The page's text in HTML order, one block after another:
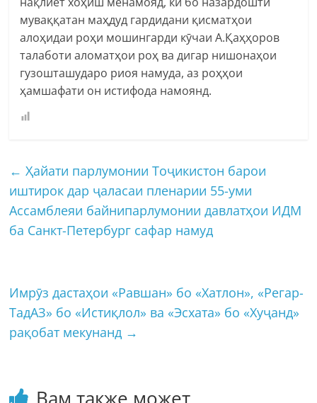
муваққатан маҳдуд гардидани қисматҳои
алоҳидаи роҳи мошингарди кӯчаи А.Қаҳҳоров
талаботи аломатҳои роҳ ва дигар нишонаҳои
гузошташударо риоя намуда, аз роҳҳои
ҳамшафати он истифода намоянд.
← Ҳайати парлумонии Тоҷикистон барои
иштирок дар ҷаласаи пленарии 55-уми
Ассамблеяи байнипарлумонии давлатҳои ИДМ
ба Санкт-Петербург сафар намуд
Имрӯз дастаҳои «Равшан» бо «Хатлон», «Регар-
ТадАЗ» бо «Истиқлол» ва «Эсхата» бо «Хуҷанд»
рақобат мекунанд →
Вам также может